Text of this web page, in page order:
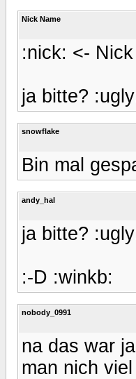
Nick Name
:nick: <- Nick
ja bitte?
snowflake
Bin mal
andy_hal
ja bitte?
:-D :winkb:
nobody_0991
na das war
man nich viel